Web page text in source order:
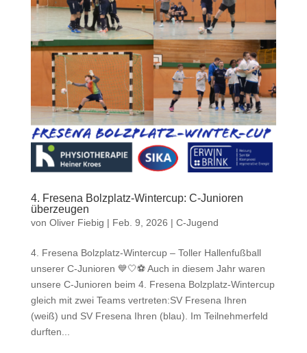
4. Fresena Bolzplatz-Wintercup: C-Junioren
überzeugen
von Oliver Fiebig | Feb. 9, 2026 | C-Jugend
4. Fresena Bolzplatz-Wintercup – Toller Hallenfußball
unserer C-Junioren 💙🤍⚽ Auch in diesem Jahr waren
unsere C-Junioren beim 4. Fresena Bolzplatz-Wintercup
gleich mit zwei Teams vertreten:SV Fresena Ihren
(weiß) und SV Fresena Ihren (blau). Im Teilnehmerfeld
durften...